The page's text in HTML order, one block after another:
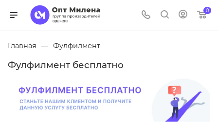
0
Главная — Фулфилмент
Фулфилмент бесплатно